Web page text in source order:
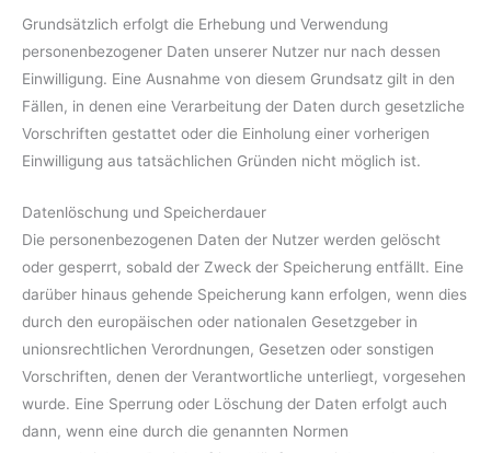
Grundsätzlich erfolgt die Erhebung und Verwendung
personenbezogener Daten unserer Nutzer nur nach dessen
Einwilligung. Eine Ausnahme von diesem Grundsatz gilt in den
Fällen, in denen eine Verarbeitung der Daten durch gesetzliche
Vorschriften gestattet oder die Einholung einer vorherigen
Einwilligung aus tatsächlichen Gründen nicht möglich ist.
Datenlöschung und Speicherdauer
Die personenbezogenen Daten der Nutzer werden gelöscht
oder gesperrt, sobald der Zweck der Speicherung entfällt. Eine
darüber hinaus gehende Speicherung kann erfolgen, wenn dies
durch den europäischen oder nationalen Gesetzgeber in
unionsrechtlichen Verordnungen, Gesetzen oder sonstigen
Vorschriften, denen der Verantwortliche unterliegt, vorgesehen
wurde. Eine Sperrung oder Löschung der Daten erfolgt auch
dann, wenn eine durch die genannten Normen